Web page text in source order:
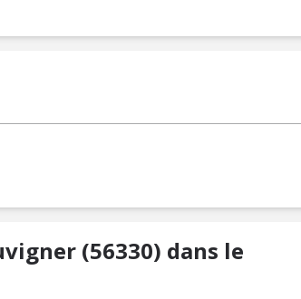
(56330) dans le